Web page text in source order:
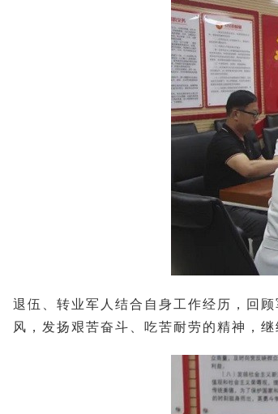
退伍、转业军人结合自身工作经历，回
风，发扬艰苦奋斗、吃苦耐劳的精神，继